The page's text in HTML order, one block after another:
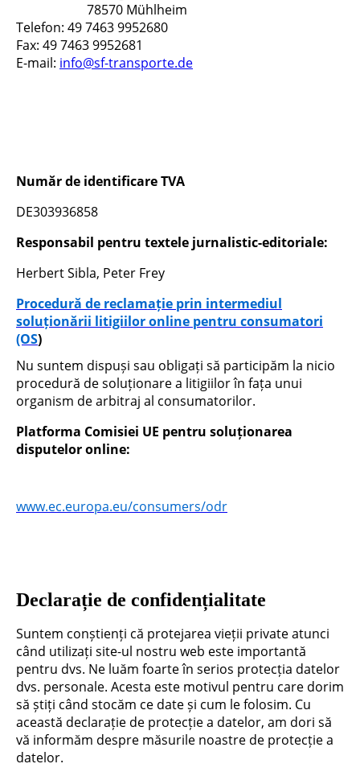
78570 Mühlheim
Telefon: 49 7463 9952680
Fax: 49 7463 9952681
E-mail: info@sf-transporte.de
Număr de identificare TVA
DE303936858
Responsabil pentru textele jurnalistic-editoriale:
Herbert Sibla, Peter Frey
Procedură de reclamație prin intermediul
soluționării litigiilor online pentru consumatori
(OS)
Nu suntem dispuși sau obligați să participăm la nicio
procedură de soluționare a litigiilor în fața unui
organism de arbitraj al consumatorilor.
Platforma Comisiei UE pentru soluționarea
disputelor online:
www.ec.europa.eu/consumers/odr
Declarație de confidențialitate
Suntem conștienți că protejarea vieții private atunci
când utilizați site-ul nostru web este importantă
pentru dvs. Ne luăm foarte în serios protecția datelor
dvs. personale. Acesta este motivul pentru care dorim
să știți când stocăm ce date și cum le folosim. Cu
această declarație de protecție a datelor, am dori să
vă informăm despre măsurile noastre de protecție a
datelor.